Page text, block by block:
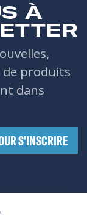
À
de produits
dans
S'INSCRIRE